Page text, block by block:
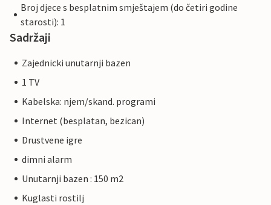
Broj djece s besplatnim smještajem (do četiri godine
starosti): 1
Sadržaji
Zajednicki unutarnji bazen
1 TV
Kabelska: njem/skand. programi
Internet (besplatan, bezican)
Drustvene igre
dimni alarm
Unutarnji bazen : 150 m2
Kuglasti rostilj